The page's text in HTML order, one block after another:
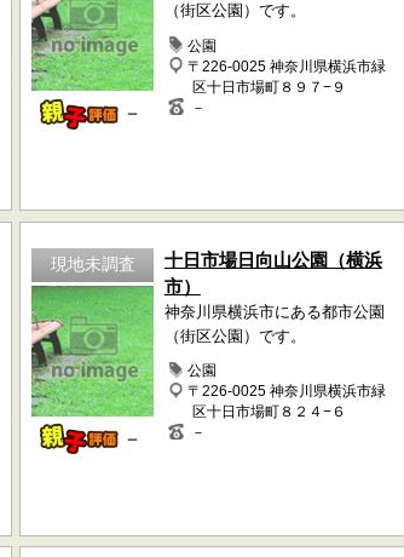
－
（街区公園）です。
公園
〒226-0025 神奈川県横浜市緑
区十日市場町８９７−９
－
現地未調査
－
十日市場日向山公園（横浜
市）
神奈川県横浜市にある都市公園
（街区公園）です。
公園
〒226-0025 神奈川県横浜市緑
区十日市場町８２４−６
－